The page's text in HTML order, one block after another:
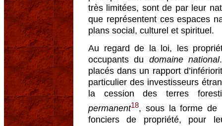
très limitées, sont de par leur
que représentent ces espaces
plans social, culturel et spirituel.
Au regard de la loi, les
occupants du domaine national
placés dans un rapport
particulier des investisseurs
la cession des terres
permanent18, sous la forme de
fonciers de propriété, pour